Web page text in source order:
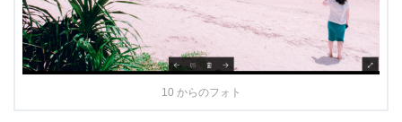
10 からのフォト